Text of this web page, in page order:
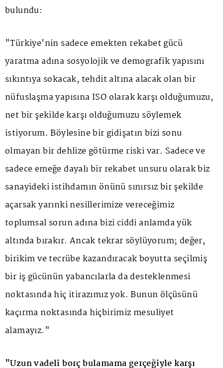
bulundu:
"Türkiye'nin sadece emekten rekabet gücü
yaratma adına sosyolojik ve demografik yapısını
sıkıntıya sokacak, tehdit altına alacak olan bir
nüfuslaşma yapısına İSO olarak karşı olduğumuzu,
net bir şekilde karşı olduğumuzu söylemek
istiyorum. Böylesine bir gidişatın bizi sonu
olmayan bir dehlize götürme riski var. Sadece ve
sadece emeğe dayalı bir rekabet unsuru olarak biz
sanayideki istihdamın önünü sınırsız bir şekilde
açarsak yarınki nesillerimize vereceğimiz
toplumsal sorun adına bizi ciddi anlamda yük
altında bırakır. Ancak tekrar söylüyorum; değer,
birikim ve tecrübe kazandıracak boyutta seçilmiş
bir iş gücünün yabancılarla da desteklenmesi
noktasında hiç itirazımız yok. Bunun ölçüsünü
kaçırma noktasında hiçbirimiz mesuliyet
alamayız."
"Uzun vadeli borç bulamama gerçeğiyle karşı